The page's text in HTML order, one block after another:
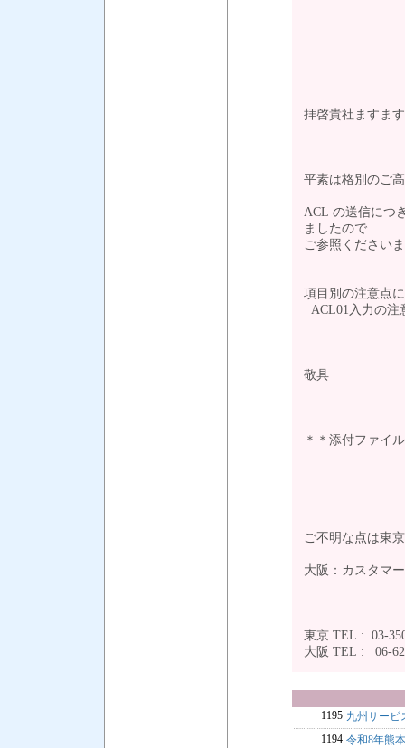
拝啓貴社ますま
平素は格別のご
ACL の送信につ
ましたので
ご参照ください
項目別の注意点
ACL01入力の注
敬具
＊＊添付ファイ
ご不明な点は東
大阪：カスタマ
東京 TEL : 03-
大阪 TEL : 06-
1195 九州サービ
1194 令和8年熊